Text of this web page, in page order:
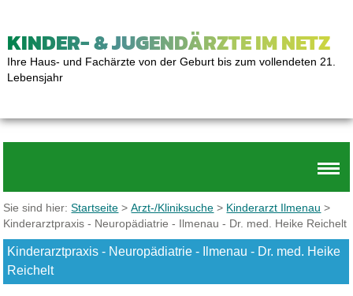
KINDER- & JUGENDÄRZTE IM NETZ
Ihre Haus- und Fachärzte von der Geburt bis zum vollendeten 21.
Lebensjahr
Sie sind hier:Startseite >Arzt-/Kliniksuche > Kinderarzt Ilmenau >
Kinderarztpraxis - Neuropädiatrie - Ilmenau - Dr. med. Heike Reichelt
Kinderarztpraxis - Neuropädiatrie - Ilmenau - Dr. med. Heike
Reichelt